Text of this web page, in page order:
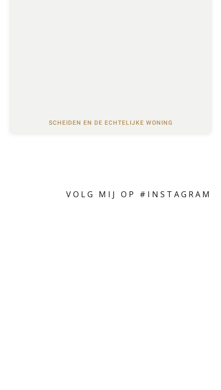
SCHEIDEN EN DE ECHTELIJKE WONING
VOLG MIJ OP #INSTAGRAM